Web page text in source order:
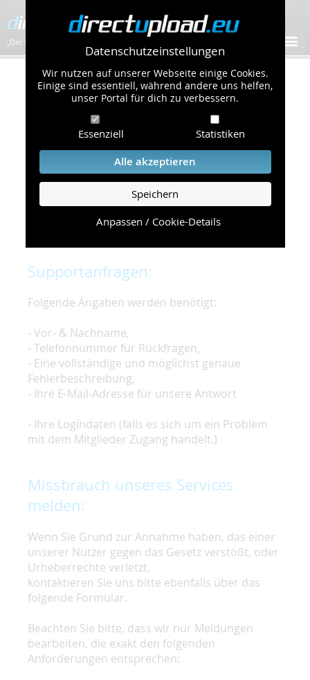
Datenschutzeinstellungen
Wir nutzen auf unserer Webseite einige Cookies.
Einige sind essentiell, während andere uns helfen,
unser Portal für dich zu verbessern.
Essenziell Statistiken
Alle akzeptieren
Speichern
Anpassen / Cookie-Details
„Der schnellste Bilder-Hoster im Web!”
Kontakt & Support
Um eine schnelle und unkomplizierte
Bearbeitung Ihres Problems zu gewährleisten,
bitten wir Sie,
folgende Punkte zu beachten und einzuhalten.
Die schnellste Hilfe finden Sie auf unserer
Seite, die die häufig gestellten Fragen
Supportanfragen:
Folgende Angaben werden benötigt:
- Vor- & Nachname,
- Telefonnummer für Rückfragen,
- Eine vollständige und möglichst genaue
Fehlerbeschreibung,
- Ihre E-Mail-Adresse für unsere Antwort
- Ihre Logindaten (falls es sich um ein Problem
mit dem Mitglieder Zugang handelt.)
Missbrauch unseres Services
melden:
Wenn Sie Grund zur Annahme haben, das einer
unserer Nutzer gegen das Gesetz verstößt, oder
Urheberrechte verletzt,
kontaktieren Sie uns bitte ebenfalls über das
folgende Formular.
Beachten Sie bitte, dass wir nur Meldungen
bearbeiten, die exakt den folgenden
Anforderungen entsprechen: